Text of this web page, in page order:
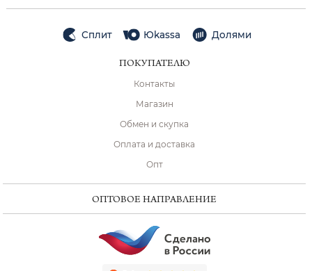
Сплит Юkassa Долями
ПОКУПАТЕЛЮ
Контакты
Магазин
Обмен и скупка
Оплата и доставка
Опт
ОПТОВОЕ НАПРАВЛЕНИЕ